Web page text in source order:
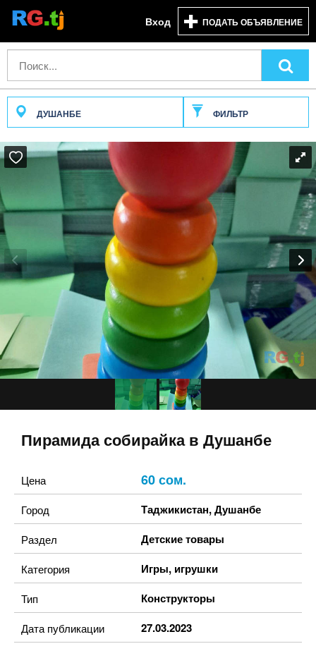
Вход ПОДАТЬ ОБЪЯВЛЕНИЕ
ДУШАНБЕ ФИЛЬТР
Пирамида собирайка в Душанбе
Цена 60 сом.
Город Таджикистан,Душанбе
Раздел Детские товары
Категория Игры, игрушки
Тип Конструкторы
Дата публикации 27.03.2023